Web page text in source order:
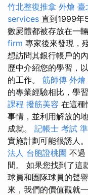
竹北整復推拿 外燴 臺
services 直到1999年
數屍體都被存放在一
firm 專家後來發現，
想訪問其銀行帳戶的
歷中介紹您的學習，
的工作。 筋師傅 外燴
的專業經驗相比，學
課程 撥筋美容 在這種
事情，並利用解放的
成就。 記帳士 考試
實施計劃可能很誘人。
法人 台胞證桃園 不過
間。 如果您找到了這
球員和團隊球員的聲譽
來，我們的價值觀就